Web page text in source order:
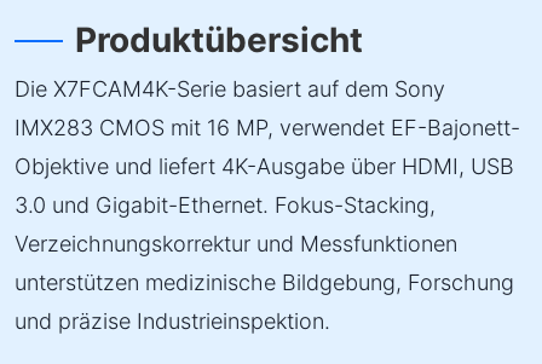
Produktübersicht
Die X7FCAM4K-Serie basiert auf dem Sony
IMX283 CMOS mit 16 MP, verwendet EF-Bajonett-
Objektive und liefert 4K-Ausgabe über HDMI, USB
3.0 und Gigabit-Ethernet. Fokus-Stacking,
Verzeichnungskorrektur und Messfunktionen
unterstützen medizinische Bildgebung, Forschung
und präzise Industrieinspektion.